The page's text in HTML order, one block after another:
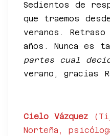
Sedientos de
que traemos
veranos.
años. Nunca es
partes cual
verano, gracias
Cielo Vázquez
Norteña,